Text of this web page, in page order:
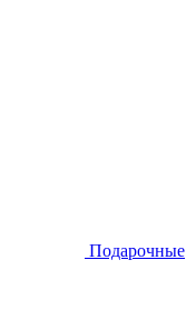
Подарочные